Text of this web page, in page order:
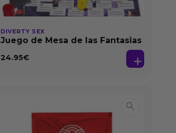
DIVERTY SEX
Juego de Mesa de las Fantasias
24.95€